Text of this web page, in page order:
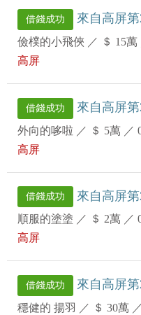
借錢成功 來自高屏
儉樸的小飛俠 ／ ＄ 15萬
高屏
借錢成功 來自高屏
外向的哆啦 ／ ＄ 5萬 ／
高屏
借錢成功 來自高屏
順服的塗塗 ／ ＄ 2萬 ／
高屏
借錢成功 來自高屏
穩健的 揚羽 ／ ＄ 30萬 ／